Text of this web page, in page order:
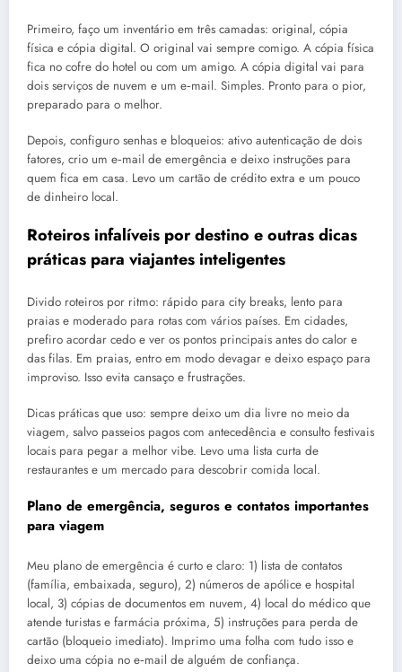
Primeiro, faço um inventário em três camadas: original, cópia
física e cópia digital. O original vai sempre comigo. A cópia física
fica no cofre do hotel ou com um amigo. A cópia digital vai para
dois serviços de nuvem e um e‑mail. Simples. Pronto para o pior,
preparado para o melhor.
Depois, configuro senhas e bloqueios: ativo autenticação de dois
fatores, crio um e‑mail de emergência e deixo instruções para
quem fica em casa. Levo um cartão de crédito extra e um pouco
de dinheiro local.
Roteiros infalíveis por destino e outras dicas
práticas para viajantes inteligentes
Divido roteiros por ritmo: rápido para city breaks, lento para
praias e moderado para rotas com vários países. Em cidades,
prefiro acordar cedo e ver os pontos principais antes do calor e
das filas. Em praias, entro em modo devagar e deixo espaço para
improviso. Isso evita cansaço e frustrações.
Dicas práticas que uso: sempre deixo um dia livre no meio da
viagem, salvo passeios pagos com antecedência e consulto festivais
locais para pegar a melhor vibe. Levo uma lista curta de
restaurantes e um mercado para descobrir comida local.
Plano de emergência, seguros e contatos importantes
para viagem
Meu plano de emergência é curto e claro: 1) lista de contatos
(família, embaixada, seguro), 2) números de apólice e hospital
local, 3) cópias de documentos em nuvem, 4) local do médico que
atende turistas e farmácia próxima, 5) instruções para perda de
cartão (bloqueio imediato). Imprimo uma folha com tudo isso e
deixo uma cópia no e‑mail de alguém de confiança.